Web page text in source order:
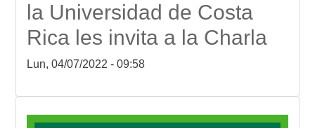
la Universidad de Costa
Rica les invita a la Charla
Lun, 04/07/2022 - 09:58